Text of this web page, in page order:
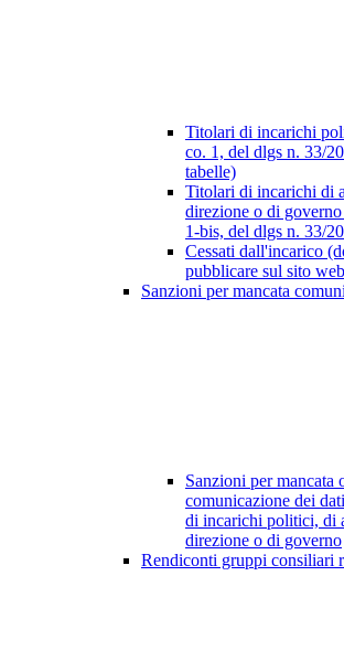
Titolari di incarichi
co. 1, del dlgs n. 33/
tabelle)
Titolari di incarichi di
direzione o di
1-bis, del dlgs n. 33/
Cessati dall'incarico
pubblicare sul sito
Sanzioni per mancata
Sanzioni per mancata
comunicazione dei
di incarichi politici, di
direzione o di governo
Rendiconti gruppi consiliari